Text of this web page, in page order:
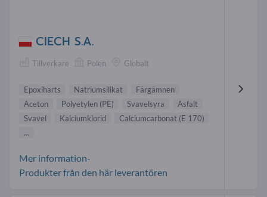
CIECH S.A.
Tillverkare Polen Globalt
Epoxiharts Natriumsilikat
Färgämnen
Aceton
Polyetylen (PE) Svavelsyra
Asfalt
Svavel
Kalciumklorid
Calciumcarbonat (E 170)
...
Mer information-
Produkter från den här leverantören